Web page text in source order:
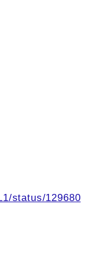
status/129680